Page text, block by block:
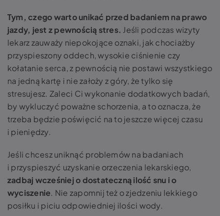
Tym, czego warto unikać przed badaniem na prawo
jazdy, jest z pewnością stres. Jeśli podczas wizyty
lekarz zauważy niepokojące oznaki, jak chociażby
przyspieszony oddech, wysokie ciśnienie czy
kołatanie serca, z pewnością nie postawi wszystkiego
na jedną kartę i nie założy z góry, że tylko się
stresujesz. Zaleci Ci wykonanie dodatkowych badań,
by wykluczyć poważne schorzenia, a to oznacza, że
trzeba będzie poświęcić na to jeszcze więcej czasu
i pieniędzy.
Jeśli chcesz uniknąć problemów na badaniach
i przyspieszyć uzyskanie orzeczenia lekarskiego,
zadbaj wcześniej o dostateczną ilość snu i o
wyciszenie. Nie zapomnij też o zjedzeniu lekkiego
posiłku i piciu odpowiedniej ilości wody.